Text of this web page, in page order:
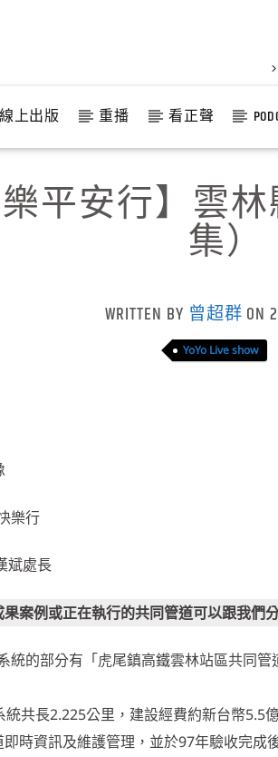
線上出版 重播 看正聲
樂平安行】雲
集）
WRITTEN BY 曾超群 ON
YoYo Live show
樂行
斌處長
案例或正在執行的共同管道可以跟我們
統的部分有「虎尾鎮高鐵雲林站區共同
共長2.225公里，建設經費約新台幣5.5
時資訊及維護管理，並於97年驗收完成